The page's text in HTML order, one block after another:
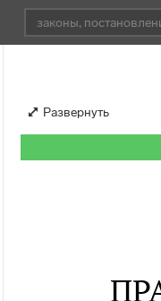
Развернуть